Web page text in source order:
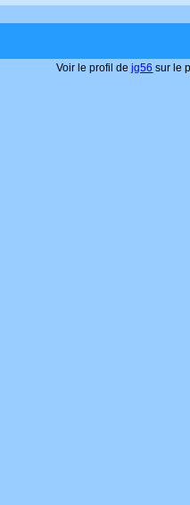
Voir le profil dejg56 sur le